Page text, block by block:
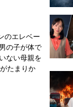
のエレベー
の子が体で
ない母親を
たまりか